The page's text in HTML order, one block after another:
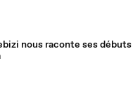
nous raconte ses débuts